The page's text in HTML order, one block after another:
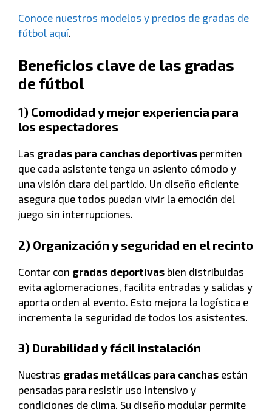
Conoce nuestros modelos y precios de gradas de
fútbol aquí.
Beneficios clave de las gradas
de fútbol
1) Comodidad y mejor experiencia para
los espectadores
Las gradas para canchas deportivas permiten
que cada asistente tenga un asiento cómodo y
una visión clara del partido. Un diseño eficiente
asegura que todos puedan vivir la emoción del
juego sin interrupciones.
2) Organización y seguridad en el recinto
Contar con gradas deportivas bien distribuidas
evita aglomeraciones, facilita entradas y salidas y
aporta orden al evento. Esto mejora la logística e
incrementa la seguridad de todos los asistentes.
3) Durabilidad y fácil instalación
Nuestras gradas metálicas para canchas están
pensadas para resistir uso intensivo y
condiciones de clima. Su diseño modular permite